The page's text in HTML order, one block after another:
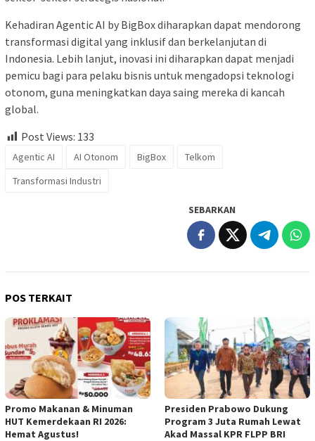
Kehadiran Agentic AI by BigBox diharapkan dapat mendorong
transformasi digital yang inklusif dan berkelanjutan di
Indonesia. Lebih lanjut, inovasi ini diharapkan dapat menjadi
pemicu bagi para pelaku bisnis untuk mengadopsi teknologi
otonom, guna meningkatkan daya saing mereka di kancah
global.
Post Views: 133
Agentic AI AI Otonom BigBox
Telkom
Transformasi Industri
SEBARKAN
POS TERKAIT
Promo Makanan & Minuman
HUT Kemerdekaan RI 2026:
Hemat Agustus!
Presiden Prabowo Dukung
Program 3 Juta Rumah Lewat
Akad Massal KPR FLPP BRI